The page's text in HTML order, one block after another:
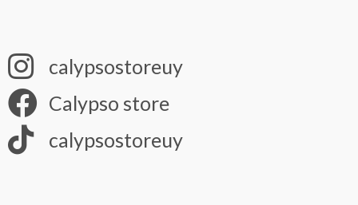
calypsostoreuy
Calypso store
calypsostoreuy